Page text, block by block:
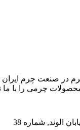
در صنعت چرم
چرمی را با ما